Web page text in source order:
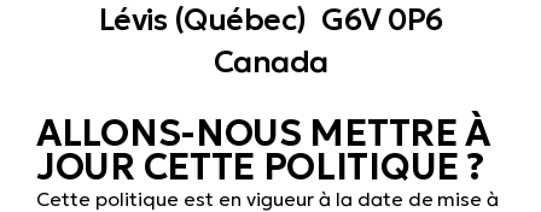
Lévis (Québec) G6V 0P6
Canada
ALLONS-NOUS METTRE À
JOUR CETTE POLITIQUE ?
Cette politique est en vigueur à la date de mise à